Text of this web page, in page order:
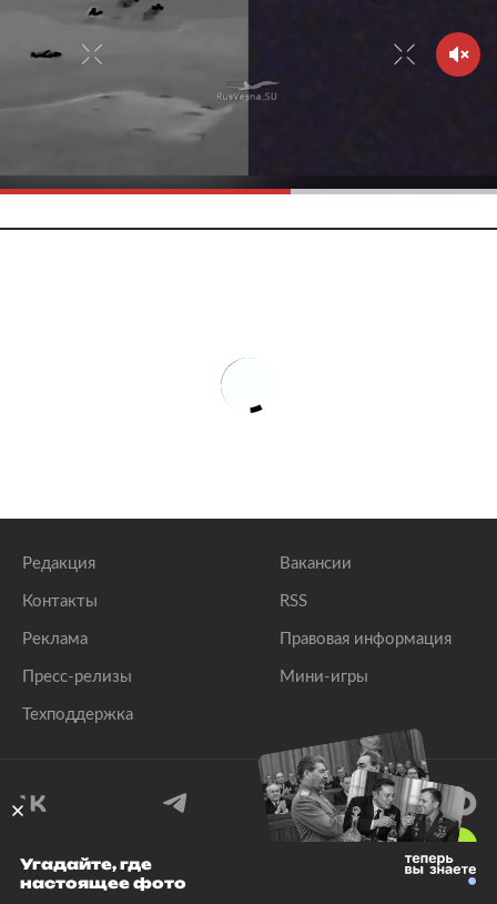
Редакция
Контакты
Реклама
Пресс-релизы
Техподдержка
Вакансии
RSS
Правовая информация
Мини-игры
© 1999–2026 Все права защищены.
Угадайте, где
настоящее фото